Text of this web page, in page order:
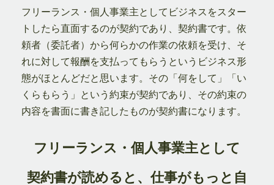
フリーランス・個人事業主としてビジネスをスター
トしたら直面するのが契約であり、契約書です。依
頼者（委託者）から何らかの作業の依頼を受け、そ
れに対して報酬を支払ってもらうというビジネス形
態がほとんどだと思います。その「何をして」「い
くらもらう」という約束が契約であり、その約束の
内容を書面に書き記したものが契約書になります。
フリーランス・個人事業主として
契約書が読めると、仕事がもっと自